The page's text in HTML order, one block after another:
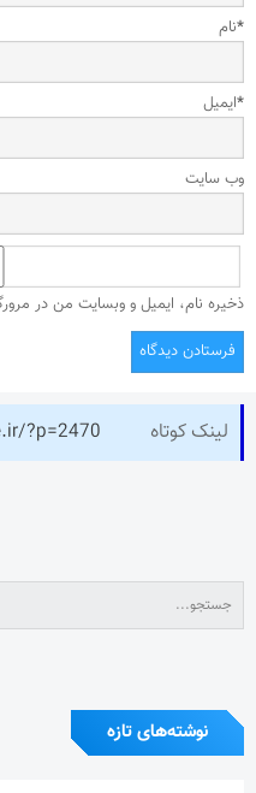
نام*
ایمیل*
وب‌ سایت
ذخیره نام، ایمیل و وبسایت من در
لینک کوتاه ?p=2470
نوشته‌های تازه